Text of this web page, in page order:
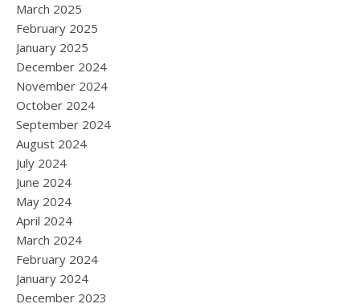
March 2025
February 2025
January 2025
December 2024
November 2024
October 2024
September 2024
August 2024
July 2024
June 2024
May 2024
April 2024
March 2024
February 2024
January 2024
December 2023